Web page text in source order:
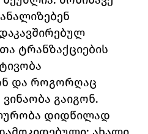
ტრანზაქციების
და როგორღაც
გაიგონ.
დიდწილად